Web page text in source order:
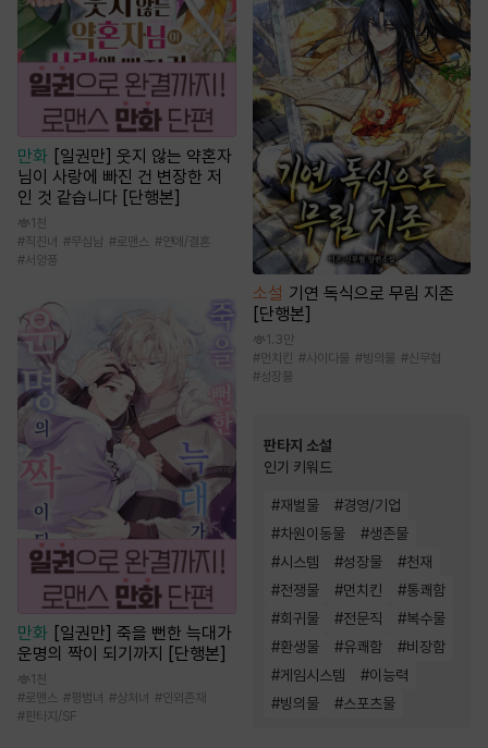
만화 [일권만] 웃지 않는 약혼자
님이 사랑에 빠진 건 변장한 저
인 것 같습니다 [단행본]
1천
#직진녀 #무심남 #로맨스 #연애/결혼
#서양풍
만화 [일권만] 죽을 뻔한 늑대가
운명의 짝이 되기까지 [단행본]
1천
#로맨스 #평범녀 #상처녀 #인외존재
# 판타지/SF
소설 기연 독식으로 무림 지존
[단행본]
1.3만
#먼치킨 #사이다물 #빙의물 #신무협
#성장물
판타지 소설
인기 키워드
#재벌물 #경영/기업
#차원이동물 #생존물
#시스템 #성장물 #천재
#전쟁물 #먼치킨 #통쾌함
#회귀물 #전문직 #복수물
#환생물 #유쾌함 #비장함
#게임시스템 #이능력
#빙의물 #스포츠물